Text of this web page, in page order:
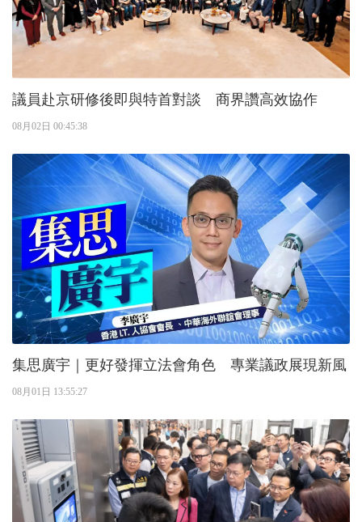
議員赴京研修後即與特首對談 商界讚高效協作
08月02日 00:45:38
集思廣宇｜更好發揮立法會角色 專業議政展現新風
08月01日 13:55:27